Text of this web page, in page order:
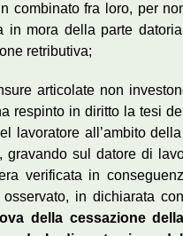
combinato fra loro, per
mora della parte
retributiva;
articolate non
respinto in diritto la tesi
lavoratore all’ambito
gravando sul datore di
verificata in
in dichiarata
della cessazione